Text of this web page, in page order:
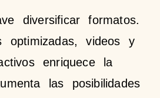
diversificar formatos.
optimizadas, videos y
enriquece la
las posibilidades